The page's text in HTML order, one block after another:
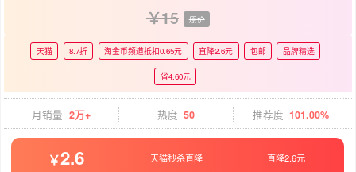
15 原价
天猫 8.7折 淘金币频道抵扣0.65元 直降2.6元 包邮 品牌精选
省4.60元
月销量 2万+ 热度 50 推荐度 101.00%
2.6 天猫秒杀直降 直降2.6元